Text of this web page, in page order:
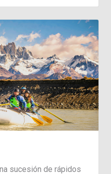
sucesión de rápidos